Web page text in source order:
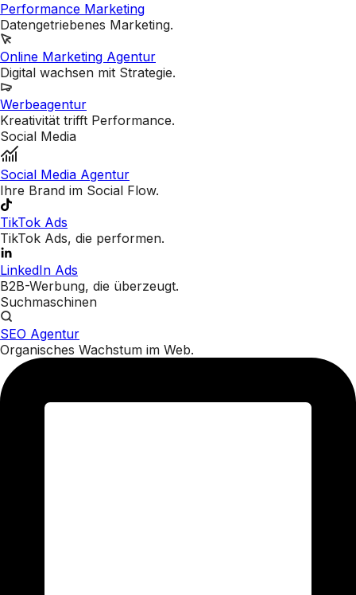
Performance Marketing
Datengetriebenes Marketing.
Online Marketing Agentur
Digital wachsen mit Strategie.
Werbeagentur
Kreativität trifft Performance.
Social Media
Social Media Agentur
Ihre Brand im Social Flow.
TikTok Ads
TikTok Ads, die performen.
LinkedIn Ads
B2B-Werbung, die überzeugt.
Suchmaschinen
SEO Agentur
Organisches Wachstum im Web.